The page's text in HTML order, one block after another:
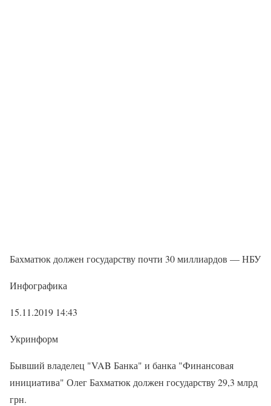
Бахматюк должен государству почти 30 миллиардов — НБУ
Инфографика
15.11.2019 14:43
Укринформ
Бывший владелец "VAB Банка" и банка "Финансовая
инициатива" Олег Бахматюк должен государству 29,3 млрд
грн.